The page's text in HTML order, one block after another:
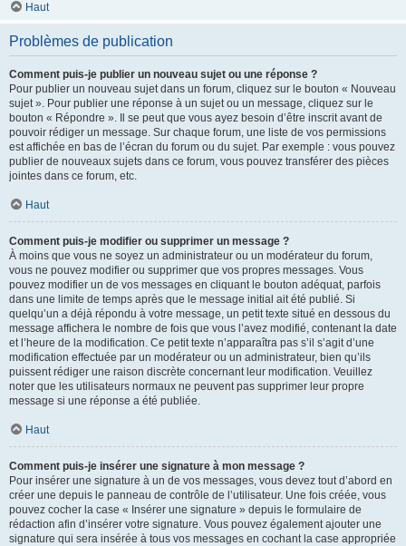
Haut
Problèmes de publication
Comment puis-je publier un nouveau sujet ou une réponse ?
Pour publier un nouveau sujet dans un forum, cliquez sur le bouton « Nouveau
sujet ». Pour publier une réponse à un sujet ou un message, cliquez sur le
bouton « Répondre ». Il se peut que vous ayez besoin d’être inscrit avant de
pouvoir rédiger un message. Sur chaque forum, une liste de vos permissions
est affichée en bas de l’écran du forum ou du sujet. Par exemple : vous pouvez
publier de nouveaux sujets dans ce forum, vous pouvez transférer des pièces
jointes dans ce forum, etc.
Haut
Comment puis-je modifier ou supprimer un message ?
À moins que vous ne soyez un administrateur ou un modérateur du forum,
vous ne pouvez modifier ou supprimer que vos propres messages. Vous
pouvez modifier un de vos messages en cliquant le bouton adéquat, parfois
dans une limite de temps après que le message initial ait été publié. Si
quelqu’un a déjà répondu à votre message, un petit texte situé en dessous du
message affichera le nombre de fois que vous l’avez modifié, contenant la date
et l’heure de la modification. Ce petit texte n’apparaîtra pas s’il s’agit d’une
modification effectuée par un modérateur ou un administrateur, bien qu’ils
puissent rédiger une raison discrète concernant leur modification. Veuillez
noter que les utilisateurs normaux ne peuvent pas supprimer leur propre
message si une réponse a été publiée.
Haut
Comment puis-je insérer une signature à mon message ?
Pour insérer une signature à un de vos messages, vous devez tout d’abord en
créer une depuis le panneau de contrôle de l’utilisateur. Une fois créée, vous
pouvez cocher la case « Insérer une signature » depuis le formulaire de
rédaction afin d’insérer votre signature. Vous pouvez également ajouter une
signature qui sera insérée à tous vos messages en cochant la case appropriée